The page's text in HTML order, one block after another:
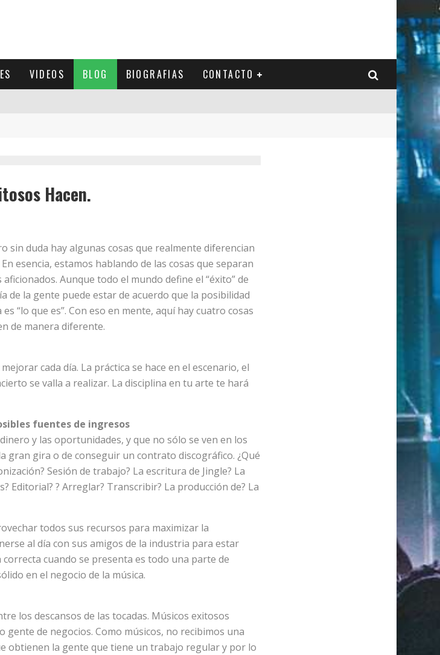
VIDEOS BLOG BIOGRAFIAS CONTACTO
Hacen.
sin duda hay algunas cosas que realmente diferencian
esencia, estamos hablando de las cosas que separan
Aunque todo el mundo define el “éxito” de
de la gente puede estar de acuerdo que la posibilidad
“lo que es”. Con eso en mente, aquí hay cuatro cosas
de manera diferente.
cada día. La práctica se hace en el escenario, el
se valla a realizar. La disciplina en tu arte te hará
fuentes de ingresos
y las oportunidades, y que no sólo se ven en los
gran gira o de conseguir un contrato discográfico. ¿Qué
Sesión de trabajo? La escritura de Jingle? La
Editorial? ? Arreglar? Transcribir? La producción de? La
todos sus recursos para maximizar la
al día con sus amigos de la industria para estar
cuando se presenta es todo una parte de
en el negocio de la música.
los descansos de las tocadas. Músicos exitosos
de negocios. Como músicos, no recibimos una
obtienen la gente que tiene un trabajo regular y por lo